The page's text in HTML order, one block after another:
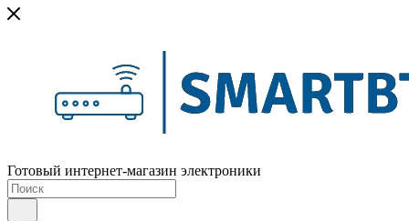
Готовый интернет-магазин электроники